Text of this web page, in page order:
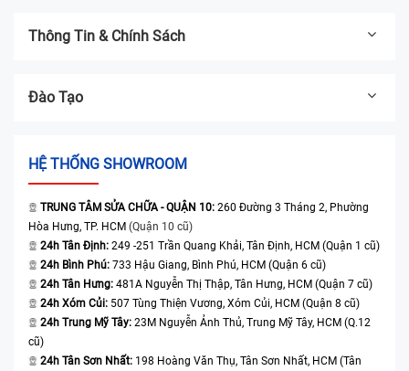
Thông Tin & Chính Sách
Đào Tạo
HỆ THỐNG SHOWROOM
TRUNG TÂM SỬA CHỮA - QUẬN 10: 260 Đường 3 Tháng 2, Phường
Hòa Hưng, TP. HCM (Quận 10 cũ)
24h Tân Định: 249 -251 Trần Quang Khải, Tân Định, HCM (Quận 1 cũ)
24h Bình Phú: 733 Hậu Giang, Bình Phú, HCM (Quận 6 cũ)
24h Tân Hưng: 481A Nguyễn Thị Thập, Tân Hưng, HCM (Quận 7 cũ)
24h Xóm Củi: 507 Tùng Thiện Vương, Xóm Củi, HCM (Quận 8 cũ)
24h Trung Mỹ Tây: 23M Nguyễn Ảnh Thủ, Trung Mỹ Tây, HCM (Q.12
cũ)
24h Tân Sơn Nhất: 198 Hoàng Văn Thụ, Tân Sơn Nhất, HCM (Tân